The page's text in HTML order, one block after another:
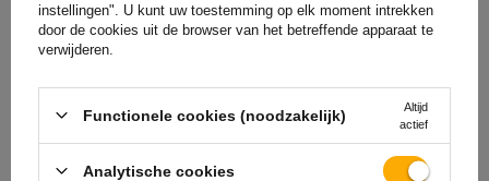
De officiële webshop van
de fabrikant
instellingen". U kunt uw toestemming op elk moment intrekken
door de cookies uit de browser van het betreffende apparaat te
verwijderen.
Functionele cookies (noodzakelijk)
Altijd
actief
Analytische cookies